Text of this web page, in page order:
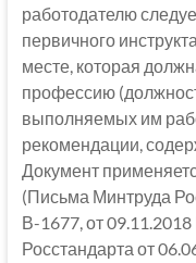
работодателю
первичного
месте, которая
профессию
выполняемых им
рекомендации,
Документ
(Письма Минтруда
В-1677, от
Росстандарта от